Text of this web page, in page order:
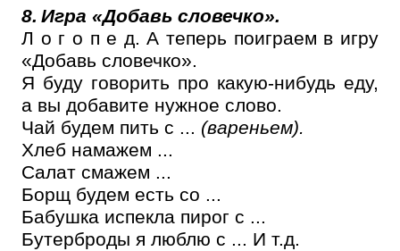
8. Игра «Добавь словечко».
Л о г о п е д. А теперь поиграем в игру
«Добавь словечко».
Я буду говорить про какую-нибудь еду,
а вы добавите нужное слово.
Чай будем пить с ... (вареньем).
Хлеб намажем ...
Салат смажем ...
Борщ будем есть со ...
Бабушка испекла пирог с ...
Бутерброды я люблю с ... И т.д.